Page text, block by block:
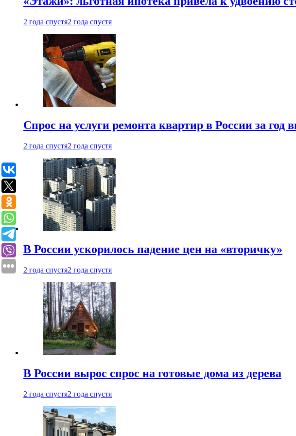
2 года спустя2 года спустя
Спрос на услуги ремонта квартир в России за год
2 года спустя2 года спустя
В России ускорилось падение цен на «вторичку»
2 года спустя2 года спустя
В России вырос спрос на готовые дома из дерева
2 года спустя2 года спустя